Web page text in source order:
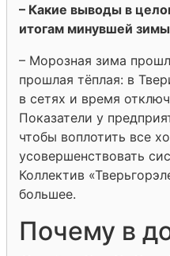
– Какие выводы в
итогам минувшей
– Морозная зима
прошлая тёплая: в
в сетях и время
Показатели у
чтобы воплотить все
усовершенствовать
Коллектив
большее.
Почему в